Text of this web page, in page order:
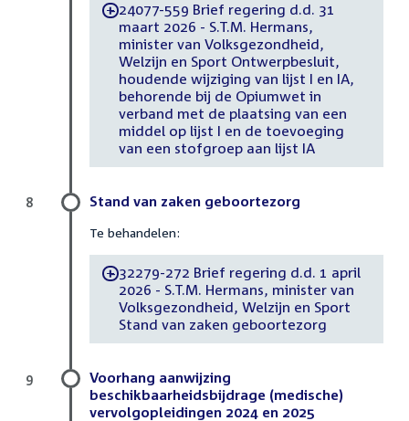
-24077-559 Brief regering d.d. 31
maart 2026 - S.T.M. Hermans,
minister van Volksgezondheid,
Welzijn en Sport Ontwerpbesluit,
houdende wijziging van lijst I en IA,
behorende bij de Opiumwet in
verband met de plaatsing van een
middel op lijst I en de toevoeging
van een stofgroep aan lijst IA
Stand van zaken geboortezorg
Te behandelen:
-32279-272 Brief regering d.d. 1 april
2026 - S.T.M. Hermans, minister van
Volksgezondheid, Welzijn en Sport
Stand van zaken geboortezorg
8
Voorhang aanwijzing
beschikbaarheidsbijdrage (medische)
vervolgopleidingen 2024 en 2025
9